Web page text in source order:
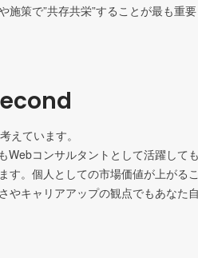
策で”共存共栄”することが最も重要
えています。
Webコンサルタントとして活躍して
す。個人としての市場価値が上がる
やキャリアアップの観点でもあなた